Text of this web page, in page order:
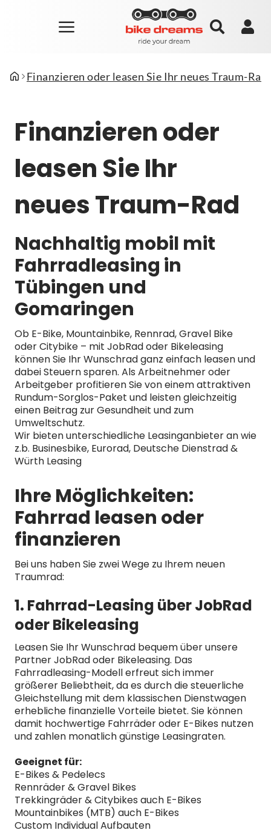
Finanzieren oder leasen Sie Ihr neues Traum-Rad
Finanzieren oder
leasen Sie Ihr
neues Traum-Rad
Nachhaltig mobil mit
Fahrradleasing in
Tübingen und
Gomaringen
Ob E-Bike, Mountainbike, Rennrad, Gravel Bike
oder Citybike – mit JobRad oder Bikeleasing
können Sie Ihr Wunschrad ganz einfach leasen und
dabei Steuern sparen. Als Arbeitnehmer oder
Arbeitgeber profitieren Sie von einem attraktiven
Rundum-Sorglos-Paket und leisten gleichzeitig
einen Beitrag zur Gesundheit und zum
Umweltschutz.
Wir bieten unterschiedliche Leasinganbieter an wie
z.b. Businesbike, Eurorad, Deutsche Dienstrad &
Würth Leasing
Ihre Möglichkeiten:
Fahrrad leasen oder
finanzieren
Bei uns haben Sie zwei Wege zu Ihrem neuen
Traumrad:
1. Fahrrad-Leasing über JobRad
oder Bikeleasing
Leasen Sie Ihr Wunschrad bequem über unsere
Partner JobRad oder Bikeleasing. Das
Fahrradleasing-Modell erfreut sich immer
größerer Beliebtheit, da es durch die steuerliche
Gleichstellung mit dem klassischen Dienstwagen
erhebliche finanzielle Vorteile bietet. Sie können
damit hochwertige Fahrräder oder E-Bikes nutzen
und zahlen monatlich günstige Leasingraten.
Geeignet für:
E-Bikes & Pedelecs
Rennräder & Gravel Bikes
Trekkingräder & Citybikes auch E-Bikes
Mountainbikes (MTB) auch E-Bikes
Custom Individual Aufbauten